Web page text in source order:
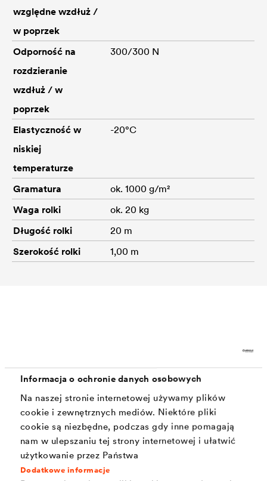
Informacja o ochronie danych osobowych
Na naszej stronie internetowej używamy plików
cookie i zewnętrznych mediów. Niektóre pliki
cookie są niezbędne, podczas gdy inne pomagają
nam w ulepszaniu tej strony internetowej i ułatwić
użytkowanie przez Państwa
Dodatkowe informacje
względne wzdłuż /
w poprzek
Odporność na
rozdzieranie
wzdłuż / w
poprzek
300/300 N
Elastyczność w
niskiej
temperaturze
-20°C
Gramatura
ok. 1000 g/m²
Waga rolki
ok. 20 kg
Długość rolki
20 m
Szerokość rolki
1,00 m